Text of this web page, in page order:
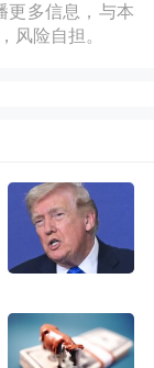
房申请公
浮贷款额
为限，不
更多信息，与本
风险自担。